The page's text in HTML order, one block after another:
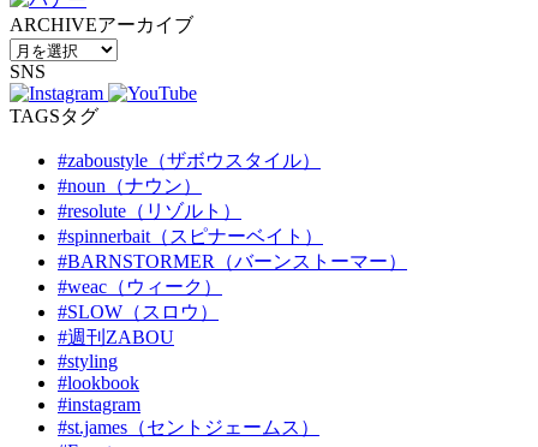
ARCHIVEアーカイブ
SNS
TAGSタグ
#zaboustyle（ザボウスタイル）
#noun（ナウン）
#resolute（リゾルト）
#spinnerbait（スピナーベイト）
#BARNSTORMER（バーンストーマー）
#weac（ウィーク）
#SLOW（スロウ）
#週刊ZABOU
#styling
#lookbook
#instagram
#st.james（セントジェームス）